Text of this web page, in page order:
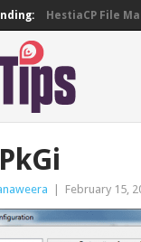
HestiaCP File
February 15,